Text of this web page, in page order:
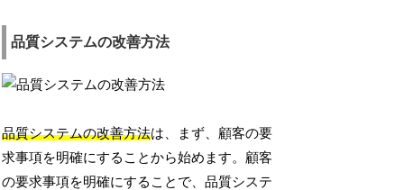
品質システムの改善方法
品質システムの改善方法は、まず、顧客の要
求事項を明確にすることから始めます。顧客
の要求事項を明確にすることで、品質システ